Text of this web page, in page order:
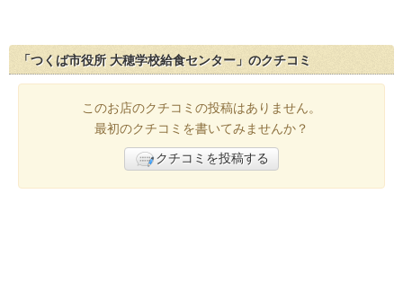
「つくば市役所 大穂学校給食センター」のクチコミ
このお店のクチコミの投稿はありません。
最初のクチコミを書いてみませんか？
クチコミを投稿する